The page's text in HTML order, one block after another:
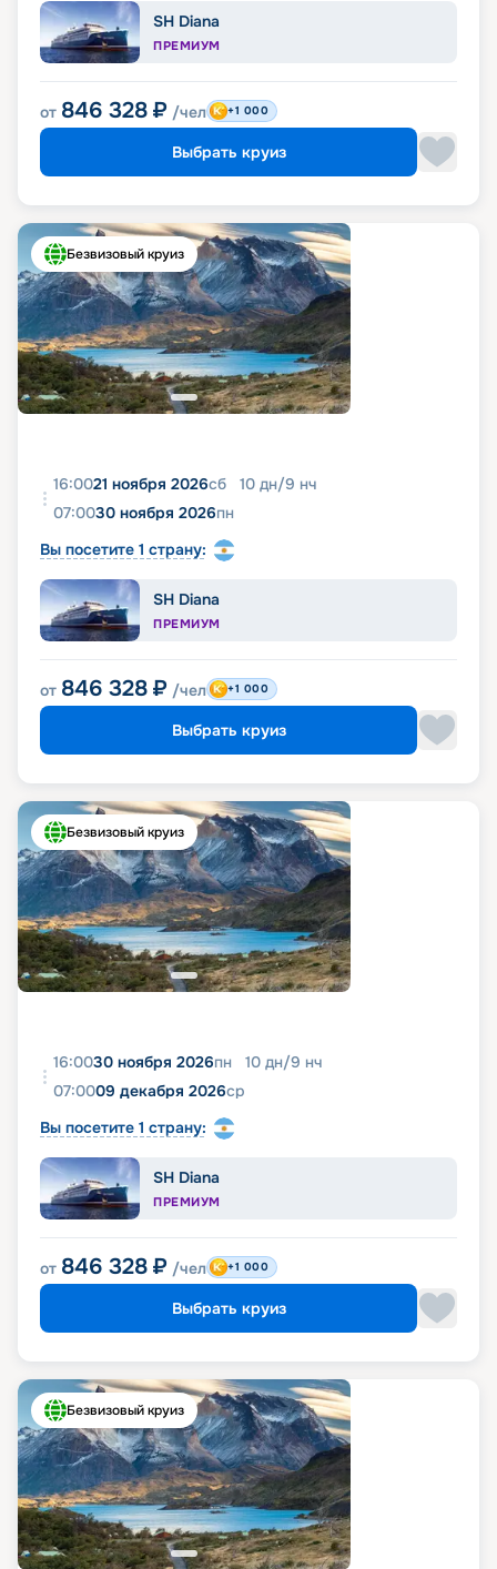
SH Diana
ПРЕМИУМ
от 846 328 ₽ /чел +1 000
Выбрать круиз
Безвизовый круиз
16:0021 ноября 2026сб 10 дн/9 нч
07:0030 ноября 2026пн
Вы посетите 1 страну:
SH Diana
ПРЕМИУМ
от 846 328 ₽ /чел +1 000
Выбрать круиз
Безвизовый круиз
16:0030 ноября 2026пн 10 дн/9 нч
07:0009 декабря 2026ср
Вы посетите 1 страну:
SH Diana
ПРЕМИУМ
от 846 328 ₽ /чел +1 000
Выбрать круиз
Безвизовый круиз